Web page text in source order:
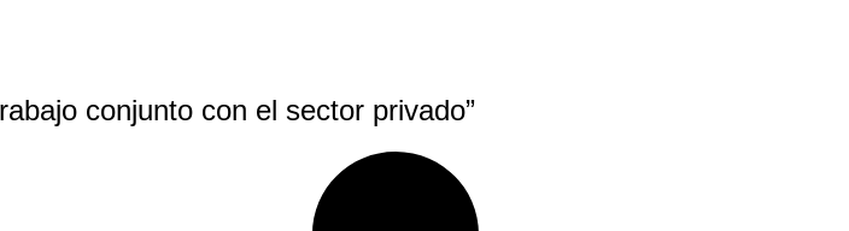
conjunto con el sector privado”